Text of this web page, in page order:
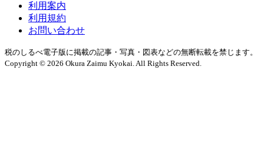
利用案内
利用規約
お問い合わせ
税のしるべ電子版に掲載の記事・写真・図表などの無断転載を禁じます。
Copyright © 2026 Okura Zaimu Kyokai. All Rights Reserved.